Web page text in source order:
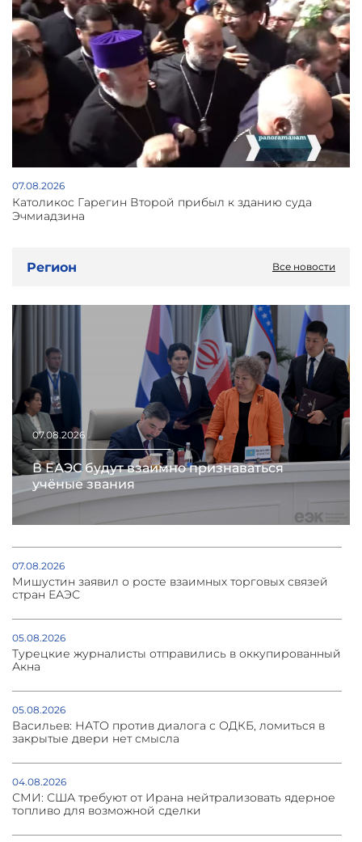
07.08.2026
Католикос Гарегин Второй прибыл к зданию суда
Эчмиадзина
Регион Все новости
07.08.2026
В ЕАЭС будут взаимно признаваться
учёные звания
07.08.2026
Мишустин заявил о росте взаимных торговых связей
стран ЕАЭС
05.08.2026
Турецкие журналисты отправились в оккупированный
Акна
05.08.2026
Васильев: НАТО против диалога с ОДКБ, ломиться в
закрытые двери нет смысла
04.08.2026
СМИ: США требуют от Ирана нейтрализовать ядерное
топливо для возможной сделки